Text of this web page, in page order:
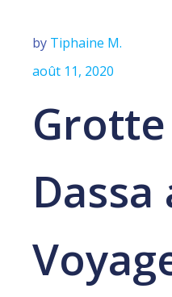
by Tiphaine M.
août 11, 2020